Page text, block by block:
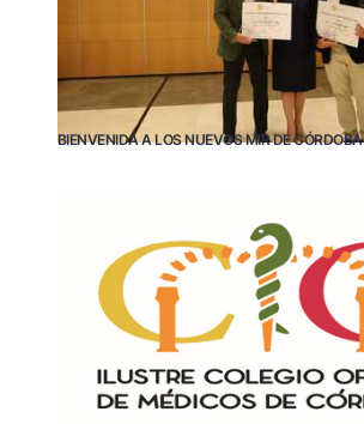
BIENVENIDA A LOS NUEVOS MIR DE CÓRDOBA